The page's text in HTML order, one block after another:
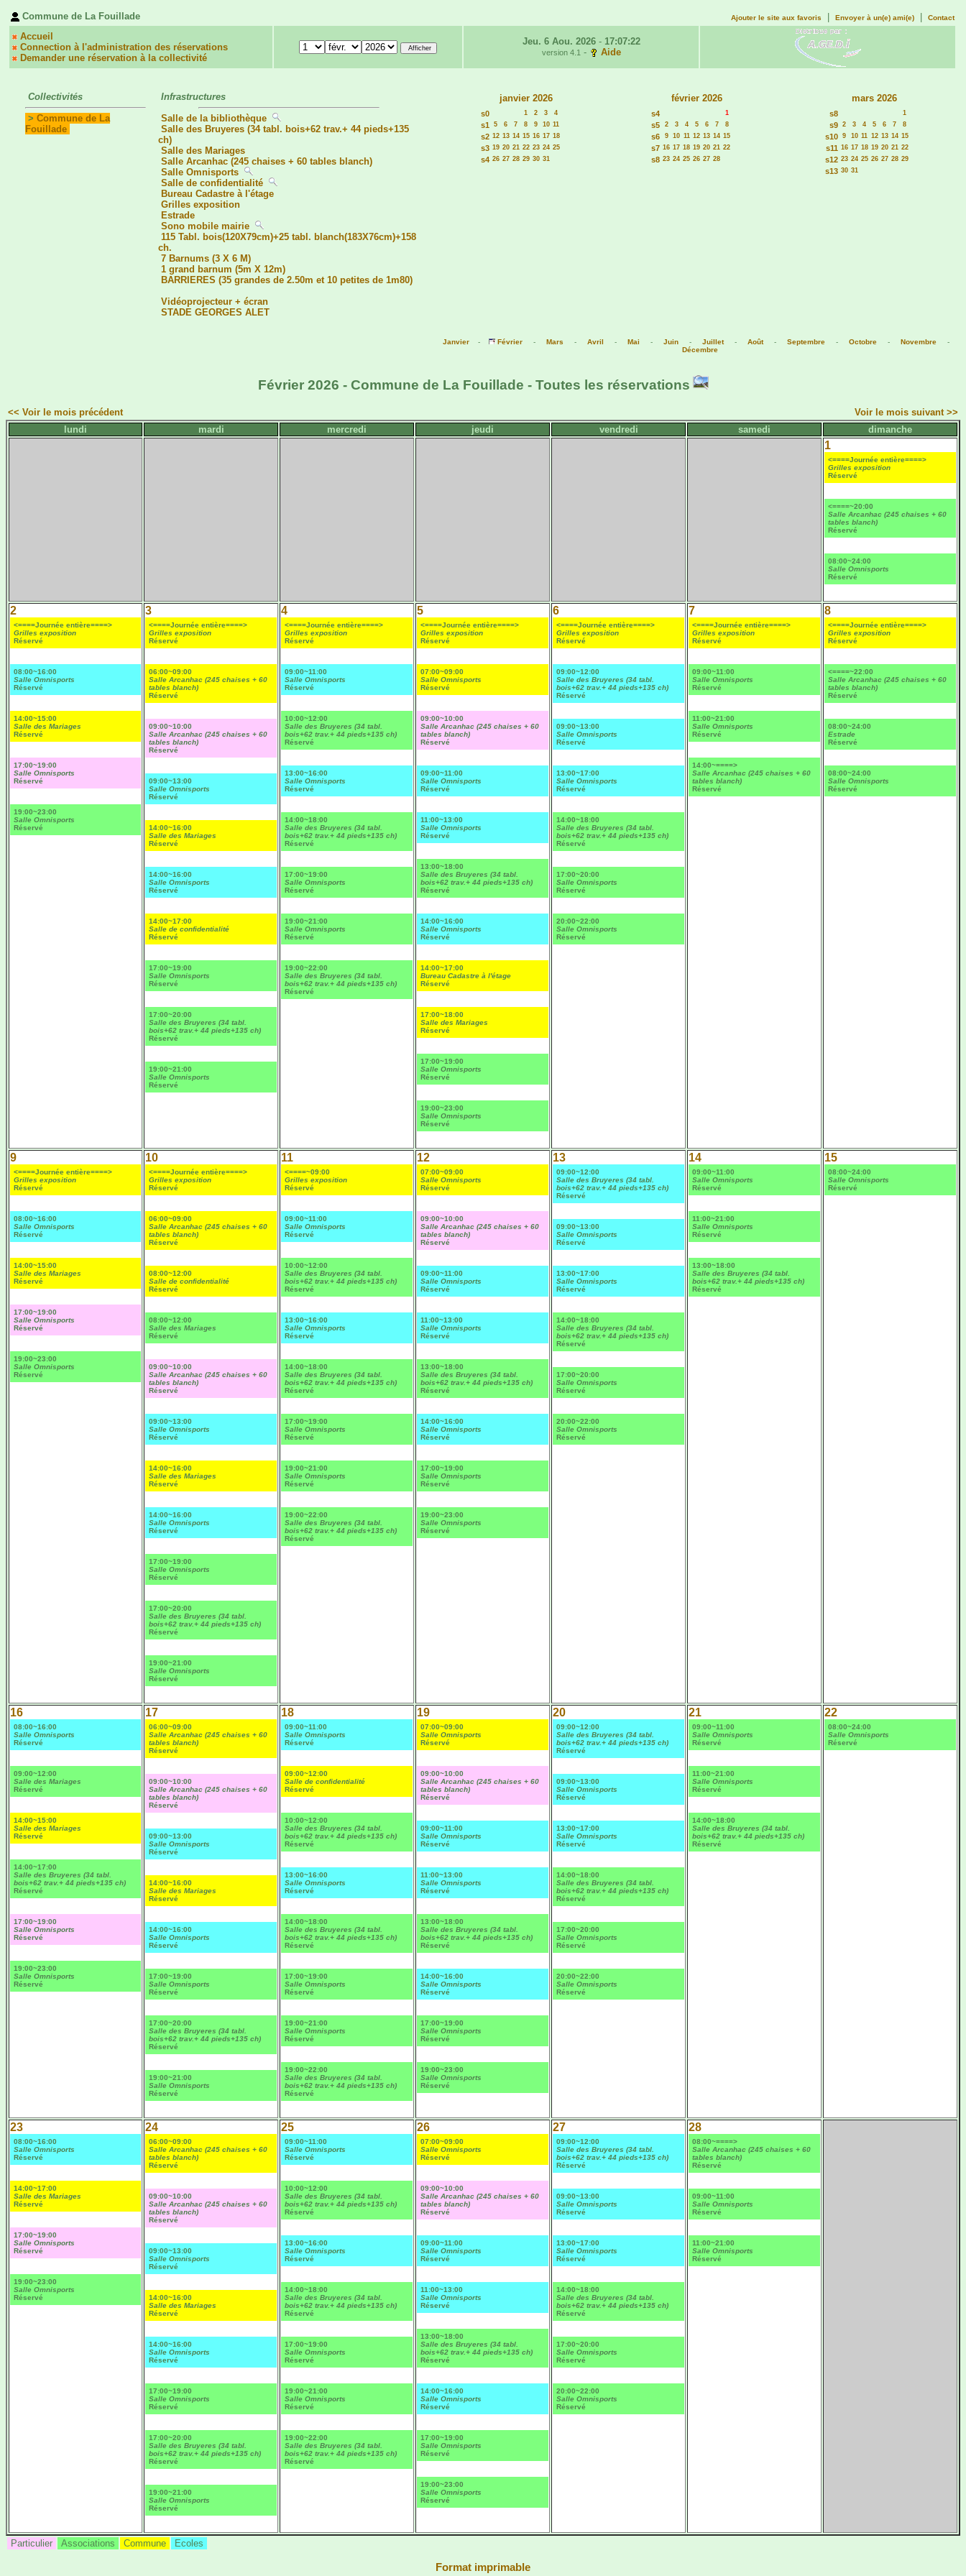
Commune de La Fouillade Ajouter le site aux favoris Envoyer à un(e) ami(e) Contact
Accueil
Connection à l'administration des réservations
Demander une réservation à la collectivité
Jeu. 6 Aou. 2026- 17:07:22
version 4.1- Aide
Collectivités
> Commune de La
Fouillade
Infrastructures
Salle de la bibliothèque
Salle des Bruyeres (34 tabl. bois+62 trav.+ 44 pieds+135
ch)
Salle des Mariages
Salle Arcanhac (245 chaises + 60 tables blanch)
Salle Omnisports
Salle de confidentialité
Bureau Cadastre à l'étage
Grilles exposition
Estrade
Sono mobile mairie
115 Tabl. bois(120X79cm)+25 tabl. blanch(183X76cm)+158
ch.
7 Barnums (3 X 6 M)
1 grand barnum (5m X 12m)
BARRIERES (35 grandes de 2.50m et 10 petites de 1m80)
Vidéoprojecteur + écran
STADE GEORGES ALET
janvier 2026
s0 1 2 3 4
s1 5 6 7 8 9 10 11
s2 12 13 14 15 16 17 18
s3 19 20 21 22 23 24 25
s4 26 27 28 29 30 31
février 2026
s4 1
s5 2 3 4 5 6 7 8
s6 9 10 11 12 13 14 15
s7 16 17 18 19 20 21 22
s8 23 24 25 26 27 28
mars 2026
s8 1
s9 2 3 4 5 6 7 8
s10 9 10 11 12 13 14 15
s11 16 17 18 19 20 21 22
s12 23 24 25 26 27 28 29
s13 30 31
Janvier- Février- Mars - Avril - Mai - Juin- Juillet- Août- Septembre- Octobre- Novembre-
Décembre
Février 2026 - Commune de La Fouillade - Toutes les réservations
<< Voir le mois précédent
Voir le mois suivant >>
lundi
mardi mercredi jeudi vendredi samedi dimanche
1
<====Journée entière====>
Grilles exposition
Réservé
<====~20:00
Salle Arcanhac (245 chaises + 60
tables blanch)
Réservé
08:00~24:00
Salle Omnisports
Réservé
2
<====Journée entière====>
Grilles exposition
Réservé
08:00~16:00
Salle Omnisports
Réservé
14:00~15:00
Salle des Mariages
Réservé
17:00~19:00
Salle Omnisports
Réservé
19:00~23:00
Salle Omnisports
Réservé
3
<====Journée entière====>
Grilles exposition
Réservé
06:00~09:00
Salle Arcanhac (245 chaises + 60
tables blanch)
Réservé
09:00~10:00
Salle Arcanhac (245 chaises + 60
tables blanch)
Réservé
09:00~13:00
Salle Omnisports
Réservé
14:00~16:00
Salle des Mariages
Réservé
14:00~16:00
Salle Omnisports
Réservé
14:00~17:00
Salle de confidentialité
Réservé
17:00~19:00
Salle Omnisports
Réservé
17:00~20:00
Salle des Bruyeres (34 tabl.
bois+62 trav.+ 44 pieds+135 ch)
Réservé
19:00~21:00
Salle Omnisports
Réservé
4
<====Journée entière====>
Grilles exposition
Réservé
09:00~11:00
Salle Omnisports
Réservé
10:00~12:00
Salle des Bruyeres (34 tabl.
bois+62 trav.+ 44 pieds+135 ch)
Réservé
13:00~16:00
Salle Omnisports
Réservé
14:00~18:00
Salle des Bruyeres (34 tabl.
bois+62 trav.+ 44 pieds+135 ch)
Réservé
17:00~19:00
Salle Omnisports
Réservé
19:00~21:00
Salle Omnisports
Réservé
19:00~22:00
Salle des Bruyeres (34 tabl.
bois+62 trav.+ 44 pieds+135 ch)
Réservé
5
<====Journée entière====>
Grilles exposition
Réservé
07:00~09:00
Salle Omnisports
Réservé
09:00~10:00
Salle Arcanhac (245 chaises + 60
tables blanch)
Réservé
09:00~11:00
Salle Omnisports
Réservé
11:00~13:00
Salle Omnisports
Réservé
13:00~18:00
Salle des Bruyeres (34 tabl.
bois+62 trav.+ 44 pieds+135 ch)
Réservé
14:00~16:00
Salle Omnisports
Réservé
14:00~17:00
Bureau Cadastre à l'étage
Réservé
17:00~18:00
Salle des Mariages
Réservé
17:00~19:00
Salle Omnisports
Réservé
19:00~23:00
Salle Omnisports
Réservé
6
<====Journée entière====>
Grilles exposition
Réservé
09:00~12:00
Salle des Bruyeres (34 tabl.
bois+62 trav.+ 44 pieds+135 ch)
Réservé
09:00~13:00
Salle Omnisports
Réservé
13:00~17:00
Salle Omnisports
Réservé
14:00~18:00
Salle des Bruyeres (34 tabl.
bois+62 trav.+ 44 pieds+135 ch)
Réservé
17:00~20:00
Salle Omnisports
Réservé
20:00~22:00
Salle Omnisports
Réservé
7
<====Journée entière====>
Grilles exposition
Réservé
09:00~11:00
Salle Omnisports
Réservé
11:00~21:00
Salle Omnisports
Réservé
14:00~====>
Salle Arcanhac (245 chaises + 60
tables blanch)
Réservé
8
<====Journée entière====>
Grilles exposition
Réservé
<====~22:00
Salle Arcanhac (245 chaises + 60
tables blanch)
Réservé
08:00~24:00
Estrade
Réservé
08:00~24:00
Salle Omnisports
Réservé
9
<====Journée entière====>
Grilles exposition
Réservé
08:00~16:00
Salle Omnisports
Réservé
14:00~15:00
Salle des Mariages
Réservé
17:00~19:00
Salle Omnisports
Réservé
19:00~23:00
Salle Omnisports
Réservé
10
<====Journée entière====>
Grilles exposition
Réservé
06:00~09:00
Salle Arcanhac (245 chaises + 60
tables blanch)
Réservé
08:00~12:00
Salle de confidentialité
Réservé
08:00~12:00
Salle des Mariages
Réservé
09:00~10:00
Salle Arcanhac (245 chaises + 60
tables blanch)
Réservé
09:00~13:00
Salle Omnisports
Réservé
14:00~16:00
Salle des Mariages
Réservé
14:00~16:00
Salle Omnisports
Réservé
17:00~19:00
Salle Omnisports
Réservé
17:00~20:00
Salle des Bruyeres (34 tabl.
bois+62 trav.+ 44 pieds+135 ch)
Réservé
19:00~21:00
Salle Omnisports
Réservé
11
<====~09:00
Grilles exposition
Réservé
09:00~11:00
Salle Omnisports
Réservé
10:00~12:00
Salle des Bruyeres (34 tabl.
bois+62 trav.+ 44 pieds+135 ch)
Réservé
13:00~16:00
Salle Omnisports
Réservé
14:00~18:00
Salle des Bruyeres (34 tabl.
bois+62 trav.+ 44 pieds+135 ch)
Réservé
17:00~19:00
Salle Omnisports
Réservé
19:00~21:00
Salle Omnisports
Réservé
19:00~22:00
Salle des Bruyeres (34 tabl.
bois+62 trav.+ 44 pieds+135 ch)
Réservé
12
07:00~09:00
Salle Omnisports
Réservé
09:00~10:00
Salle Arcanhac (245 chaises + 60
tables blanch)
Réservé
09:00~11:00
Salle Omnisports
Réservé
11:00~13:00
Salle Omnisports
Réservé
13:00~18:00
Salle des Bruyeres (34 tabl.
bois+62 trav.+ 44 pieds+135 ch)
Réservé
14:00~16:00
Salle Omnisports
Réservé
17:00~19:00
Salle Omnisports
Réservé
19:00~23:00
Salle Omnisports
Réservé
13
09:00~12:00
Salle des Bruyeres (34 tabl.
bois+62 trav.+ 44 pieds+135 ch)
Réservé
09:00~13:00
Salle Omnisports
Réservé
13:00~17:00
Salle Omnisports
Réservé
14:00~18:00
Salle des Bruyeres (34 tabl.
bois+62 trav.+ 44 pieds+135 ch)
Réservé
17:00~20:00
Salle Omnisports
Réservé
20:00~22:00
Salle Omnisports
Réservé
14
09:00~11:00
Salle Omnisports
Réservé
11:00~21:00
Salle Omnisports
Réservé
13:00~18:00
Salle des Bruyeres (34 tabl.
bois+62 trav.+ 44 pieds+135 ch)
Réservé
15
08:00~24:00
Salle Omnisports
Réservé
16
08:00~16:00
Salle Omnisports
Réservé
09:00~12:00
Salle des Mariages
Réservé
14:00~15:00
Salle des Mariages
Réservé
14:00~17:00
Salle des Bruyeres (34 tabl.
bois+62 trav.+ 44 pieds+135 ch)
Réservé
17:00~19:00
Salle Omnisports
Réservé
19:00~23:00
Salle Omnisports
Réservé
17
06:00~09:00
Salle Arcanhac (245 chaises + 60
tables blanch)
Réservé
09:00~10:00
Salle Arcanhac (245 chaises + 60
tables blanch)
Réservé
09:00~13:00
Salle Omnisports
Réservé
14:00~16:00
Salle des Mariages
Réservé
14:00~16:00
Salle Omnisports
Réservé
17:00~19:00
Salle Omnisports
Réservé
17:00~20:00
Salle des Bruyeres (34 tabl.
bois+62 trav.+ 44 pieds+135 ch)
Réservé
19:00~21:00
Salle Omnisports
Réservé
18
09:00~11:00
Salle Omnisports
Réservé
09:00~12:00
Salle de confidentialité
Réservé
10:00~12:00
Salle des Bruyeres (34 tabl.
bois+62 trav.+ 44 pieds+135 ch)
Réservé
13:00~16:00
Salle Omnisports
Réservé
14:00~18:00
Salle des Bruyeres (34 tabl.
bois+62 trav.+ 44 pieds+135 ch)
Réservé
17:00~19:00
Salle Omnisports
Réservé
19:00~21:00
Salle Omnisports
Réservé
19:00~22:00
Salle des Bruyeres (34 tabl.
bois+62 trav.+ 44 pieds+135 ch)
Réservé
19
07:00~09:00
Salle Omnisports
Réservé
09:00~10:00
Salle Arcanhac (245 chaises + 60
tables blanch)
Réservé
09:00~11:00
Salle Omnisports
Réservé
11:00~13:00
Salle Omnisports
Réservé
13:00~18:00
Salle des Bruyeres (34 tabl.
bois+62 trav.+ 44 pieds+135 ch)
Réservé
14:00~16:00
Salle Omnisports
Réservé
17:00~19:00
Salle Omnisports
Réservé
19:00~23:00
Salle Omnisports
Réservé
20
09:00~12:00
Salle des Bruyeres (34 tabl.
bois+62 trav.+ 44 pieds+135 ch)
Réservé
09:00~13:00
Salle Omnisports
Réservé
13:00~17:00
Salle Omnisports
Réservé
14:00~18:00
Salle des Bruyeres (34 tabl.
bois+62 trav.+ 44 pieds+135 ch)
Réservé
17:00~20:00
Salle Omnisports
Réservé
20:00~22:00
Salle Omnisports
Réservé
21
09:00~11:00
Salle Omnisports
Réservé
11:00~21:00
Salle Omnisports
Réservé
14:00~18:00
Salle des Bruyeres (34 tabl.
bois+62 trav.+ 44 pieds+135 ch)
Réservé
22
08:00~24:00
Salle Omnisports
Réservé
23
08:00~16:00
Salle Omnisports
Réservé
14:00~17:00
Salle des Mariages
Réservé
17:00~19:00
Salle Omnisports
Réservé
19:00~23:00
Salle Omnisports
Réservé
24
06:00~09:00
Salle Arcanhac (245 chaises + 60
tables blanch)
Réservé
09:00~10:00
Salle Arcanhac (245 chaises + 60
tables blanch)
Réservé
09:00~13:00
Salle Omnisports
Réservé
14:00~16:00
Salle des Mariages
Réservé
14:00~16:00
Salle Omnisports
Réservé
17:00~19:00
Salle Omnisports
Réservé
17:00~20:00
Salle des Bruyeres (34 tabl.
bois+62 trav.+ 44 pieds+135 ch)
Réservé
19:00~21:00
Salle Omnisports
Réservé
25
09:00~11:00
Salle Omnisports
Réservé
10:00~12:00
Salle des Bruyeres (34 tabl.
bois+62 trav.+ 44 pieds+135 ch)
Réservé
13:00~16:00
Salle Omnisports
Réservé
14:00~18:00
Salle des Bruyeres (34 tabl.
bois+62 trav.+ 44 pieds+135 ch)
Réservé
17:00~19:00
Salle Omnisports
Réservé
19:00~21:00
Salle Omnisports
Réservé
19:00~22:00
Salle des Bruyeres (34 tabl.
bois+62 trav.+ 44 pieds+135 ch)
Réservé
26
07:00~09:00
Salle Omnisports
Réservé
09:00~10:00
Salle Arcanhac (245 chaises + 60
tables blanch)
Réservé
09:00~11:00
Salle Omnisports
Réservé
11:00~13:00
Salle Omnisports
Réservé
13:00~18:00
Salle des Bruyeres (34 tabl.
bois+62 trav.+ 44 pieds+135 ch)
Réservé
14:00~16:00
Salle Omnisports
Réservé
17:00~19:00
Salle Omnisports
Réservé
19:00~23:00
Salle Omnisports
Réservé
27
09:00~12:00
Salle des Bruyeres (34 tabl.
bois+62 trav.+ 44 pieds+135 ch)
Réservé
09:00~13:00
Salle Omnisports
Réservé
13:00~17:00
Salle Omnisports
Réservé
14:00~18:00
Salle des Bruyeres (34 tabl.
bois+62 trav.+ 44 pieds+135 ch)
Réservé
17:00~20:00
Salle Omnisports
Réservé
20:00~22:00
Salle Omnisports
Réservé
28
08:00~====>
Salle Arcanhac (245 chaises + 60
tables blanch)
Réservé
09:00~11:00
Salle Omnisports
Réservé
11:00~21:00
Salle Omnisports
Réservé
Particulier Associations Commune Ecoles
Format imprimable